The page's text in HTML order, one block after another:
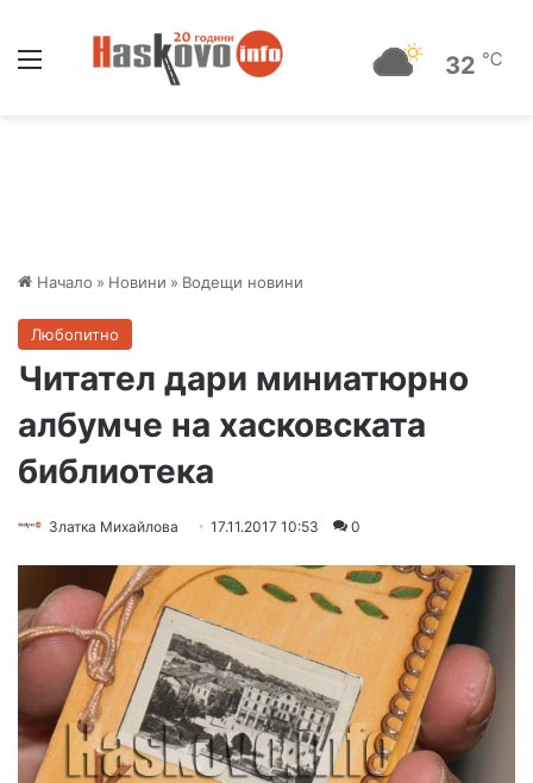
32 ℃
Начало » Новини » Водещи новини
Любопитно
Читател дари миниатюрно
албумче на хасковската
библиотека
Златка Михайлова 17.11.2017 10:53 0